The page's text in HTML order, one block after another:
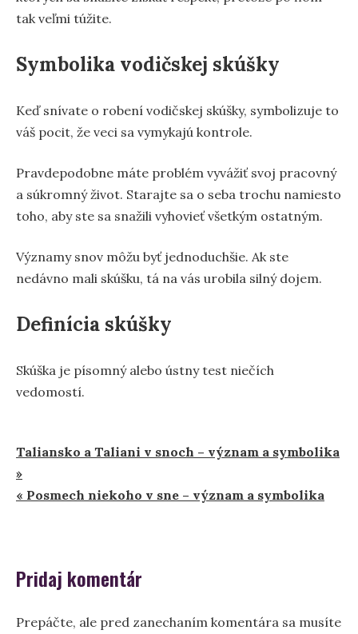
tak veľmi túžite.
Symbolika vodičskej skúšky
Keď snívate o robení vodičskej skúšky, symbolizuje to
váš pocit, že veci sa vymykajú kontrole.
Pravdepodobne máte problém vyvážiť svoj pracovný
a súkromný život. Starajte sa o seba trochu namiesto
toho, aby ste sa snažili vyhovieť všetkým ostatným.
Významy snov môžu byť jednoduchšie. Ak ste
nedávno mali skúšku, tá na vás urobila silný dojem.
Definícia skúšky
Skúška je písomný alebo ústny test niečích
vedomostí.
Navigácia
v
Taliansko a Taliani v snoch – význam a symbolika
»
« Posmech niekoho v sne – význam a symbolika
Pridaj komentár
Prepáčte, ale pred zanechaním komentára sa musíte